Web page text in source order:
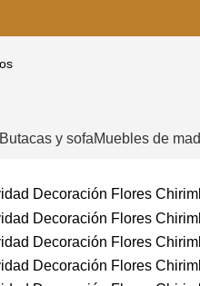
Butacas y sofaMuebles de